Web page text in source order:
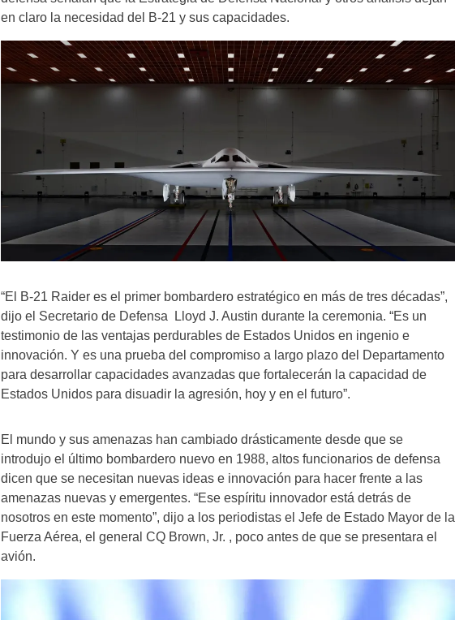
en claro la necesidad del B-21 y sus capacidades.
“El B-21 Raider es el primer bombardero estratégico en más de tres décadas”,
dijo el Secretario de Defensa Lloyd J. Austin durante la ceremonia. “Es un
testimonio de las ventajas perdurables de Estados Unidos en ingenio e
innovación. Y es una prueba del compromiso a largo plazo del Departamento
para desarrollar capacidades avanzadas que fortalecerán la capacidad de
Estados Unidos para disuadir la agresión, hoy y en el futuro”.
El mundo y sus amenazas han cambiado drásticamente desde que se
introdujo el último bombardero nuevo en 1988, altos funcionarios de defensa
dicen que se necesitan nuevas ideas e innovación para hacer frente a las
amenazas nuevas y emergentes. “Ese espíritu innovador está detrás de
nosotros en este momento”, dijo a los periodistas el Jefe de Estado Mayor de la
Fuerza Aérea, el general CQ Brown, Jr. , poco antes de que se presentara el
avión.